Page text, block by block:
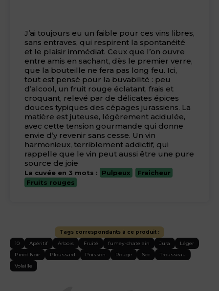
J’ai toujours eu un faible pour ces vins libres,
sans entraves, qui respirent la spontanéité
et le plaisir immédiat. Ceux que l’on ouvre
entre amis en sachant, dès le premier verre,
que la bouteille ne fera pas long feu. Ici,
tout est pensé pour la buvabilité : peu
d’alcool, un fruit rouge éclatant, frais et
croquant, relevé par de délicates épices
douces typiques des cépages jurassiens. La
matière est juteuse, légèrement acidulée,
avec cette tension gourmande qui donne
envie d’y revenir sans cesse. Un vin
harmonieux, terriblement addictif, qui
rappelle que le vin peut aussi être une pure
source de joie
La cuvée en 3 mots : Pulpeux
Fraicheur
Fruits rouges
Tags correspondants à ce produit :
10
Apéritif Arbois Fruité fumey-chatelain Jura
Léger
Pinot Noir
Ploussard Poisson Rouge Sec
Trousseau
Volaille